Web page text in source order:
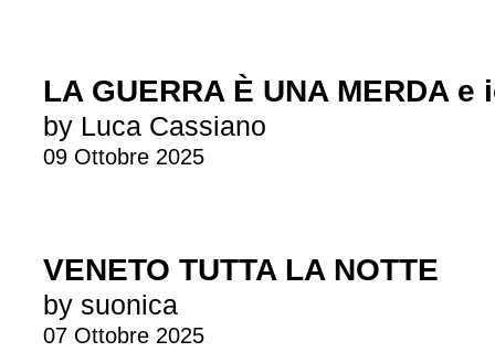
LA GUERRA È UNA MERDA
by Luca Cassiano
09 Ottobre 2025
VENETO TUTTA LA NOTTE
by suonica
07 Ottobre 2025